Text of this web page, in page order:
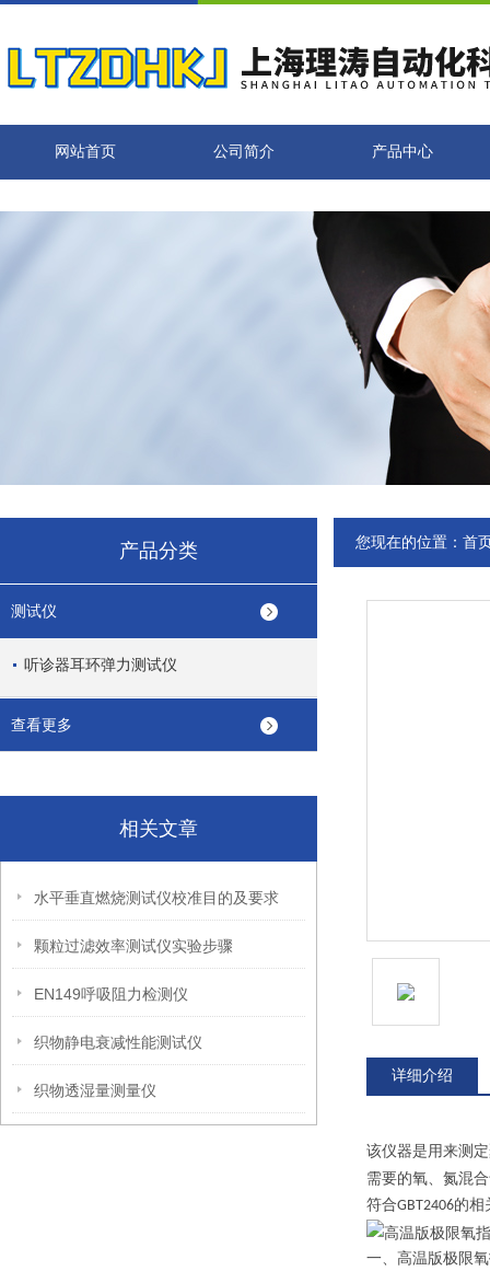
网站首页 公司简介 产品中心
产品分类
测试仪
听诊器耳环弹力测试仪
查看更多
相关文章
水平垂直燃烧测试仪校准目的及要求
颗粒过滤效率测试仪实验步骤
EN149呼吸阻力检测仪
织物静电衰减性能测试仪
织物透湿量测量仪
您现在的位置： 首
详细介绍
该仪器是用来测
需要的氧、氮混
符合GBT2406的相
一、高温版极限